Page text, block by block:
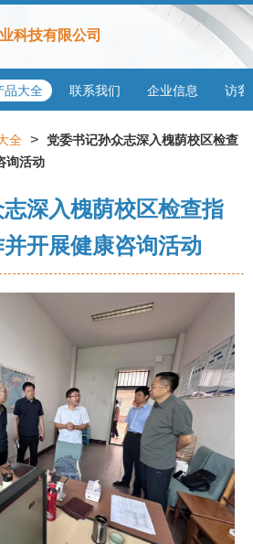
科技有限公司
品大全 联系我们 企业信息 访客
全 >
党委书记孙众志深入槐荫校区检查
询活动
深入槐荫校区检查指
开展健康咨询活动